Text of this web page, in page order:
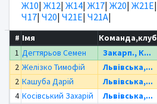
Ж10| Ж12| Ж14| Ж17| Ж20| Ж21Е|
Ч17| Ч20| Ч21Е| Ч21А|
# Імя Команда,клуб
1 Дегтярьов Семен Закарп., К...
2 Желізко Тимофій Львівська,...
2 Кашуба Дарій Львівська,...
4 Косівський Захарій Львівська,...